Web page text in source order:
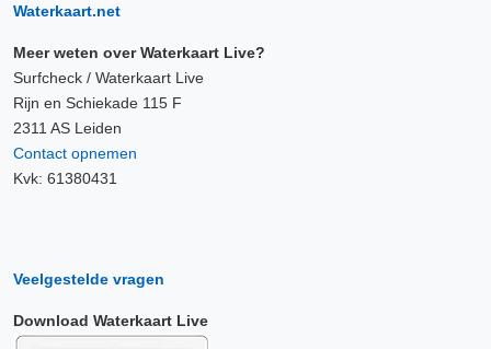
Waterkaart.net
Meer weten over Waterkaart Live?
Surfcheck / Waterkaart Live
Rijn en Schiekade 115 F
2311 AS Leiden
Contact opnemen
Kvk: 61380431
Veelgestelde vragen
Download Waterkaart Live